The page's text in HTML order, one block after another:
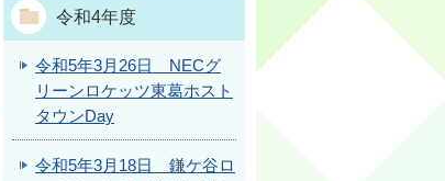
令和4年度
令和5年3月26日 NECグ
リーンロケッツ東葛ホスト
タウンDay
令和5年3月18日 鎌ケ谷ロ